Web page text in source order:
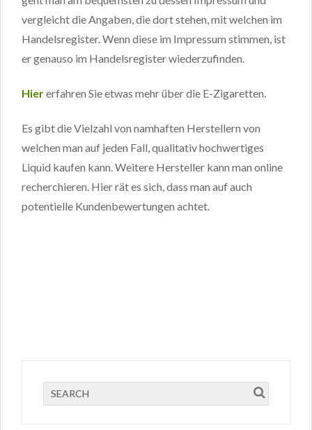
vergleicht die Angaben, die dort stehen, mit welchen im
Handelsregister. Wenn diese im Impressum stimmen, ist
er genauso im Handelsregister wiederzufinden.
Hiererfahren Sie etwas mehr über die E-Zigaretten.
Es gibt die Vielzahl von namhaften Herstellern von
welchen man auf jeden Fall, qualitativ hochwertiges
Liquid kaufen kann. Weitere Hersteller kann man online
recherchieren. Hier rät es sich, dass man auf auch
potentielle Kundenbewertungen achtet.